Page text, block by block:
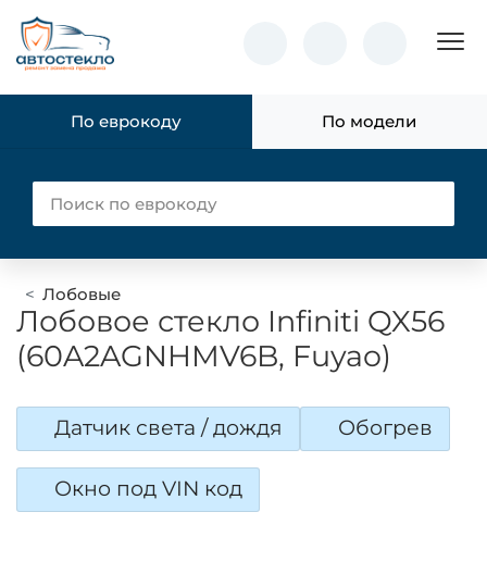
По еврокоду По модели
Лобовые
Лобовое стекло Infiniti QX56
(60A2AGNHMV6B, Fuyao)
Датчик света / дождя Обогрев
Окно под VIN код